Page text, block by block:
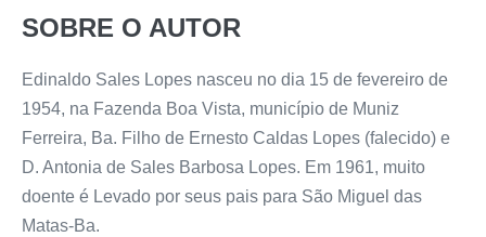
SOBRE O AUTOR
Edinaldo Sales Lopes nasceu no dia 15 de fevereiro de
1954, na Fazenda Boa Vista, município de Muniz
Ferreira, Ba. Filho de Ernesto Caldas Lopes (falecido) e
D. Antonia de Sales Barbosa Lopes. Em 1961, muito
doente é Levado por seus pais para São Miguel das
Matas-Ba.